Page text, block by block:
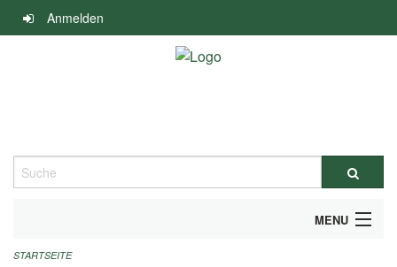
Navigation
überspringen
Anmelden
Suche
MENU
ALLGEMEINE INFORMATIONEN
STARTSEITE